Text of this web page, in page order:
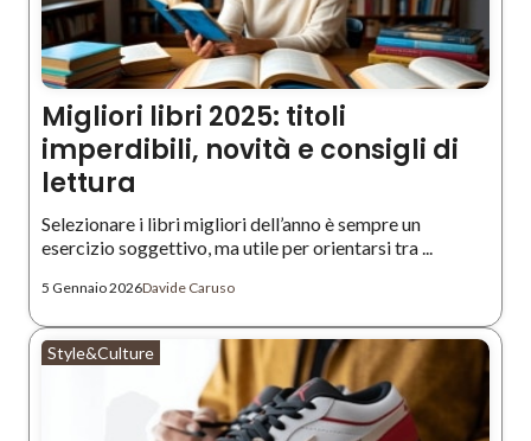
Migliori libri 2025: titoli
imperdibili, novità e consigli di
lettura
Selezionare i libri migliori dell’anno è sempre un
esercizio soggettivo, ma utile per orientarsi tra ...
5 Gennaio 2026Davide Caruso
Style&Culture